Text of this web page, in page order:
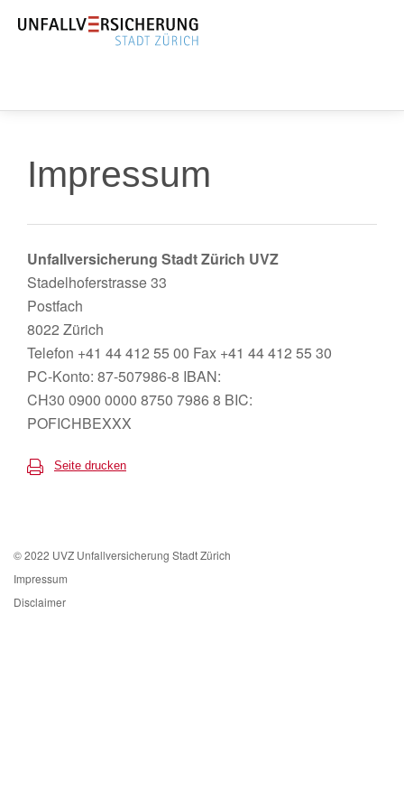
Impressum
Unfallversicherung Stadt Zürich UVZ
Stadelhoferstrasse 33
Postfach
8022 Zürich
Telefon +41 44 412 55 00 Fax +41 44 412 55 30
PC-Konto: 87-507986-8 IBAN:
CH30 0900 0000 8750 7986 8 BIC:
POFICHBEXXX
Seite drucken
© 2022 UVZ Unfallversicherung Stadt Zürich
Impressum
Disclaimer